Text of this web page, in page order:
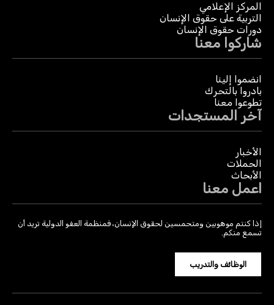
المركز الإعلامي
التربية على حقوق الإنسان
دورات حقوق الإنسان
شاركوا معنا
انضموا إلينا
بادروا بالتحرك
تطوعوا معنا
آخر المستجدات
الأخبار
الحملات
الأبحاث
اعمل معنا
إذا كنتم موهوبين ومتحمسين لحقوق الإنسان، فمنظمة العفو الدولية تريد أن
تسمع منكم.
الوظائف والتدريب